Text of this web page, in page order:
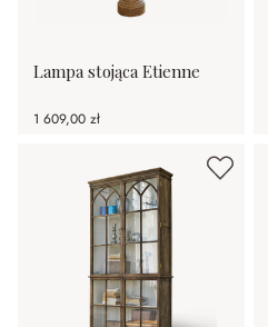
Lampa stojąca Etienne
1 609,00 zł